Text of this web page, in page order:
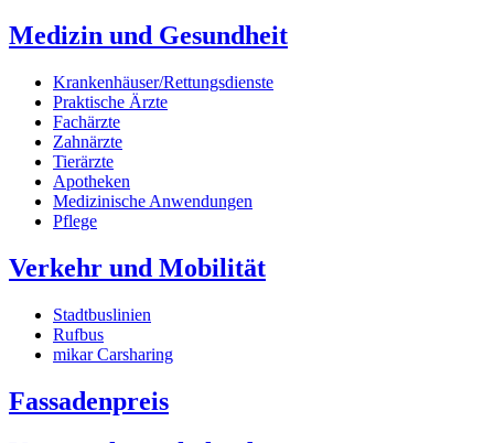
Medizin und Gesundheit
Krankenhäuser/Rettungsdienste
Praktische Ärzte
Fachärzte
Zahnärzte
Tierärzte
Apotheken
Medizinische Anwendungen
Pflege
Verkehr und Mobilität
Stadtbuslinien
Rufbus
mikar Carsharing
Fassadenpreis